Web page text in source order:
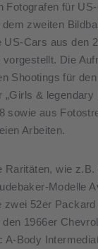
Fotografen für
zweiten
US-Cars aus den
Die
Shootings für
„Girls & legendary
sowie aus
Arbeiten.
Raritäten, wie z.B.
Modelle
zwei 52er Packard
1966er
A-Body